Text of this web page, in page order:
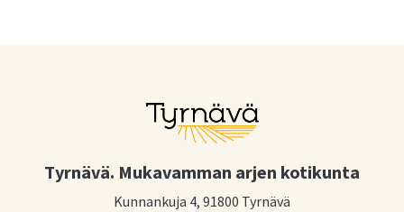
Tyrnävä. Mukavamman arjen kotikunta
Kunnankuja 4, 91800 Tyrnävä